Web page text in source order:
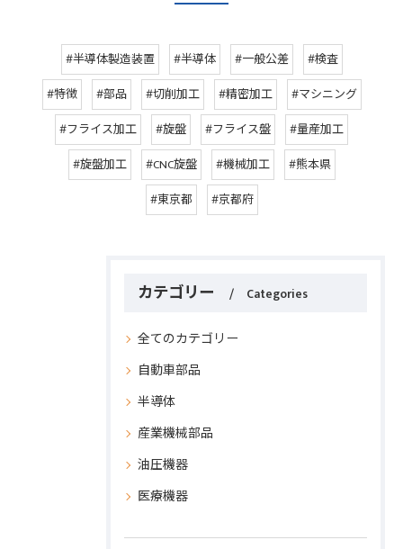
#半導体製造装置 #半導体 #一般公差
#検査
#特徴
#部品 #切削加工 #精密加工
#マシニング
#フライス加工
#旋盤 #フライス盤
#量産加工
#旋盤加工
#CNC旋盤 #機械加工
#熊本県
#東京都
#京都府
カテゴリー Categories
全てのカテゴリー
自動車部品
半導体
産業機械部品
油圧機器
医療機器